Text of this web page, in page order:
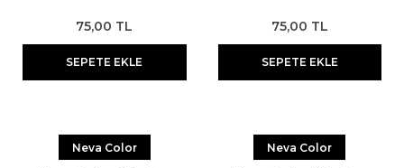
75,00 TL
SEPETE EKLE
75,00 TL
SEPETE EKLE
Neva Color Neva Color